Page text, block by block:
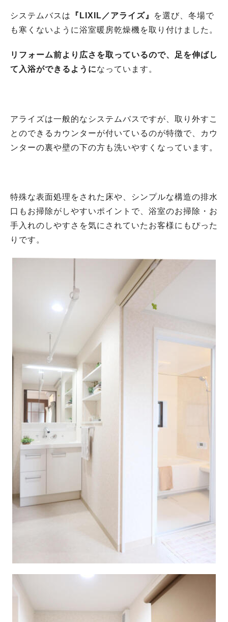
システムバスは 『LIXIL／アライズ』
を選び、冬場で
も寒くないように浴室暖房乾燥機を取り付けました。
リフォーム前より広さを取っているので、足を伸ばし
て入浴ができるようになっています。
アライズは一般的なシステムバスですが、取り外すこ
とのできるカウンターが付いているのが特徴で、カウ
ンターの裏や壁の下の方も洗いやすくなっています。
特殊な表面処理をされた床や、シンプルな構造の排水
口もお掃除がしやすいポイントで、浴室のお掃除・お
手入れのしやすさを気にされていたお客様にもぴった
りです。